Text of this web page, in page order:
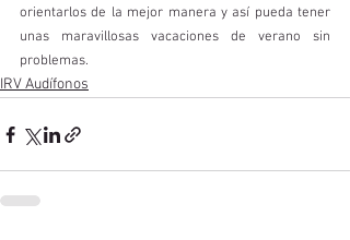
orientarlos de la mejor manera y así pueda tener
unas maravillosas vacaciones de verano sin
problemas.
IRV Audífonos